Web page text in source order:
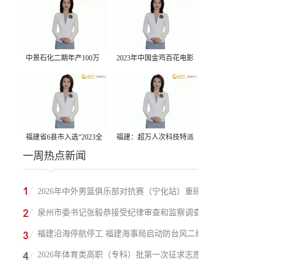
中景石化二期年产100万
吨丙烷脱氢项目建成中交
2023年中国金鸡百花电影
节有福电影巡展31日启动
福建省6县市入选“2023全
国县域发展潜力百强县”
福建：超万人次科技特派
一周热点新闻
2026年中外男篮俱乐部对抗赛（宁化站）重磅
来袭！抢票通道即将开启→
泉州市委书记张毅恭接受纪律审查和监察调查
福建沿海停航停工 福建海事局启动防台风二级
应急响应
2026年体育类高职（专科）批第一次征求志愿